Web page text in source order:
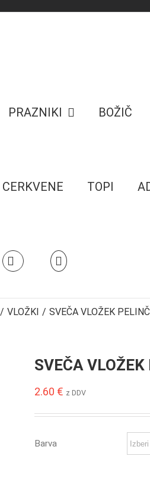
PRAZNIKI BOŽIČ
CERKVENE TOPI
/ VLOŽKI / SVEČA VLOŽEK
SVEČA
2.60 € z DDV
Barva